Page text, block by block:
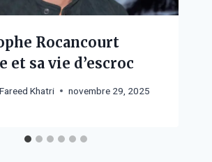
Rocancourt
et sa vie d’escroc
Khatri novembre 29, 2025